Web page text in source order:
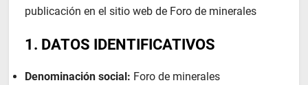
publicación en el sitio web de Foro de minerales
1. DATOS IDENTIFICATIVOS
Denominación social: Foro de minerales